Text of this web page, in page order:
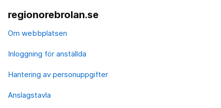
regionorebrolan.se
Om webbplatsen
Inloggning för anställda
Hantering av personuppgifter
Anslagstavla